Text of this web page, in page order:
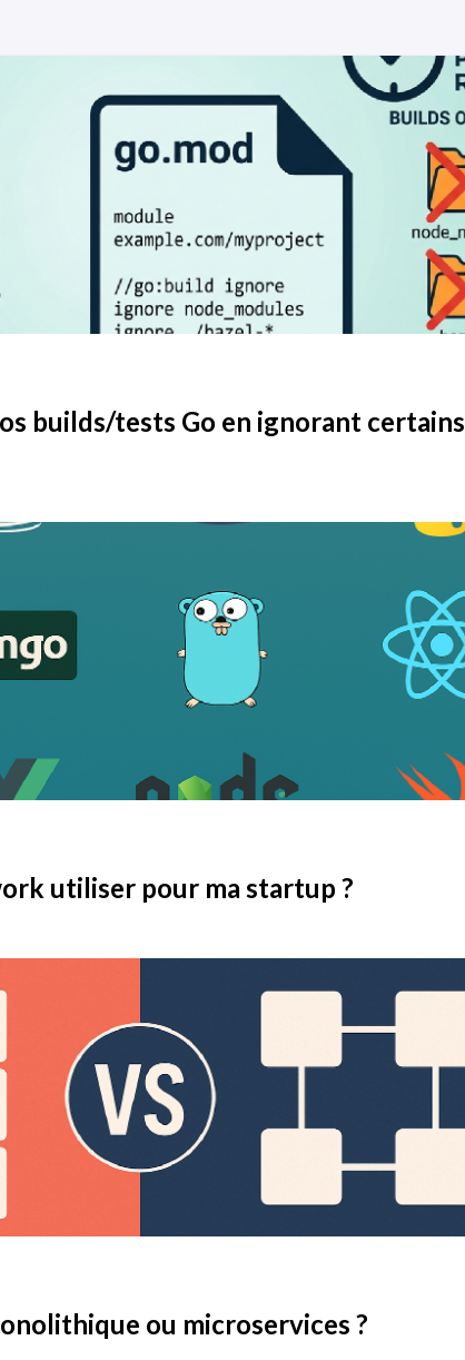
builds/tests Go en ignorant certains
utiliser pour ma startup ?
ou microservices ?